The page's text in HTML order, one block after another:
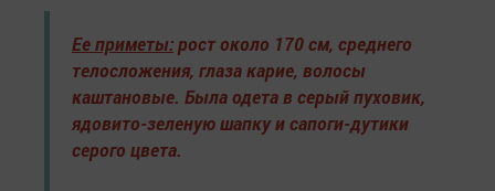
Ее приметы:рост около 170 см, среднего
телосложения, глаза карие, волосы
каштановые. Была одета в серый пуховик,
ядовито-зеленую шапку и сапоги-дутики
серого цвета.